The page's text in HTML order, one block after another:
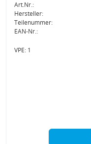
Art.Nr.:
Hersteller:
Teilenummer:
EAN-Nr.:
VPE: 1